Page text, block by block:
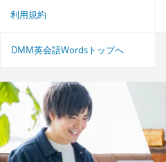
利用規約
DMM英会話Wordsトップへ